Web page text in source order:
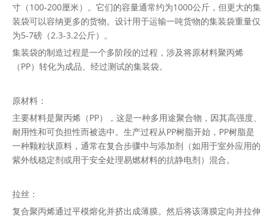
寸（100-200厘米）。它们的容量通常约为1000公斤，但更大的集
装袋可以容纳更多的货物。设计用于运输一吨货物的集装袋重量仅
为5-7磅（2.3-3.2公斤）。
集装袋的制造过程是一个多阶段的过程，涉及将原材料聚丙烯
（PP）转化为成品、经过测试的集装袋。
原材料：
主要材料是聚丙烯（PP），这是一种多用途聚合物，因其高强度、
耐用性和可负担性而被选中。生产过程从PP树脂开始，PP树脂是
一种颗粒状原料，通常在复合步骤中与添加剂（如用于室外应用的
紫外线稳定剂或用于安全处理易燃材料的抗静电剂）混合。
拉丝：
复合聚丙烯通过平模熔化并挤出成薄膜。然后将该薄膜定向并拉伸